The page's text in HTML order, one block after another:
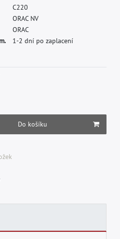
C220
ORAC NV
ORAC
1-2 dní po zaplacení
Do košíku